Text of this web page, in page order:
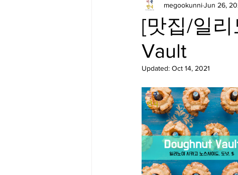
Arlington-맛집/여행지 Arlington-
Badlands-맛집/여행지
Big Bend-맛집/여행지
Boston-맛집/여행지 Boulder
Bronx-맛집/여행지 Bryce
[맛집/일
Vault
megookunniJun 26,
Updated: Oct 14, 2021